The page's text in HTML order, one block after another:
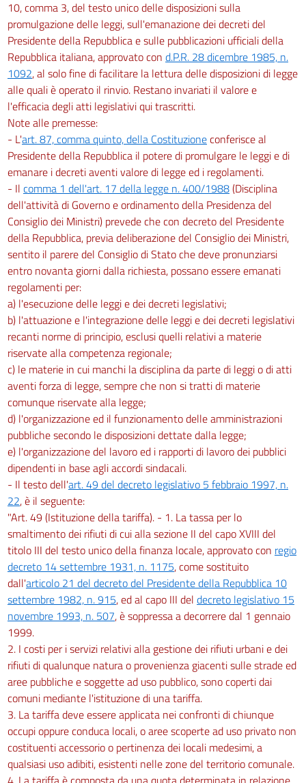
10, comma 3, del testo unico delle disposizioni sulla
promulgazione delle leggi, sull'emanazione dei decreti del
Presidente della Repubblica e sulle pubblicazioni ufficiali della
Repubblica italiana, approvato con d.P.R. 28 dicembre 1985, n.
1092, al solo fine di facilitare la lettura delle disposizioni di legge
alle quali è operato il rinvio. Restano invariati il valore e
l'efficacia degli atti legislativi qui trascritti.
Note alle premesse:
- L'art. 87, comma quinto, della Costituzioneconferisce al
Presidente della Repubblica il potere di promulgare le leggi e di
emanare i decreti aventi valore di legge ed i regolamenti.
- Il comma 1 dell'art. 17 della legge n. 400/1988(Disciplina
dell'attività di Governo e ordinamento della Presidenza del
Consiglio dei Ministri) prevede che con decreto del Presidente
della Repubblica, previa deliberazione del Consiglio dei Ministri,
sentito il parere del Consiglio di Stato che deve pronunziarsi
entro novanta giorni dalla richiesta, possano essere emanati
regolamenti per:
a) l'esecuzione delle leggi e dei decreti legislativi;
b) l'attuazione e l'integrazione delle leggi e dei decreti legislativi
recanti norme di principio, esclusi quelli relativi a materie
riservate alla competenza regionale;
c) le materie in cui manchi la disciplina da parte di leggi o di atti
aventi forza di legge, sempre che non si tratti di materie
comunque riservate alla legge;
d) l'organizzazione ed il funzionamento delle amministrazioni
pubbliche secondo le disposizioni dettate dalla legge;
e) l'organizzazione del lavoro ed i rapporti di lavoro dei pubblici
dipendenti in base agli accordi sindacali.
- Il testo dell'art. 49 del decreto legislativo 5 febbraio 1997, n.
22, è il seguente:
"Art. 49 (Istituzione della tariffa). - 1. La tassa per lo
smaltimento dei rifiuti di cui alla sezione II del capo XVIII del
titolo III del testo unico della finanza locale, approvato con regio
decreto 14 settembre 1931, n. 1175, come sostituito
dall'articolo 21 del decreto del Presidente della Repubblica 10
settembre 1982, n. 915, ed al capo III del decreto legislativo 15
novembre 1993, n. 507, è soppressa a decorrere dal 1 gennaio
1999.
2. I costi per i servizi relativi alla gestione dei rifiuti urbani e dei
rifiuti di qualunque natura o provenienza giacenti sulle strade ed
aree pubbliche e soggette ad uso pubblico, sono coperti dai
comuni mediante l'istituzione di una tariffa.
3. La tariffa deve essere applicata nei confronti di chiunque
occupi oppure conduca locali, o aree scoperte ad uso privato non
costituenti accessorio o pertinenza dei locali medesimi, a
qualsiasi uso adibiti, esistenti nelle zone del territorio comunale.